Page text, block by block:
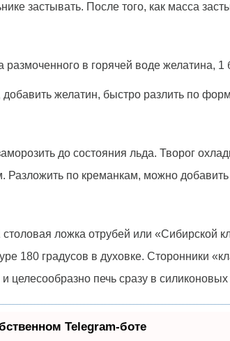
застывать. После того, как масса
размоченного в горячей воде желатина, 1
желатин, быстро разлить по
до состояния льда. Творог
Разложить по креманкам, можно
столовая ложка отрубей или
180 градусов в духовке. Сторонники
и целесообразно печь сразу в
Telegram-боте